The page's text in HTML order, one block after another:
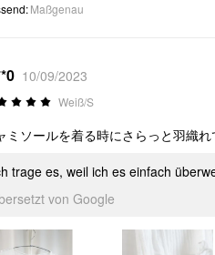
:Maßgenau
10/09/2023
Weiß/S
ミソールを着る時にさらっと羽織
trage es, weil ich es einfach
von Google